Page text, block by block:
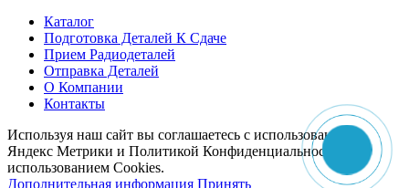
Каталог
Подготовка Деталей К Сдаче
Прием Радиодеталей
Отправка Деталей
О Компании
Контакты
Используя наш сайт вы соглашаетесь с использованием
Яндекс Метрики и Политикой Конфиденциальности с
использованием Cookies.
Дополнительная информация Принять